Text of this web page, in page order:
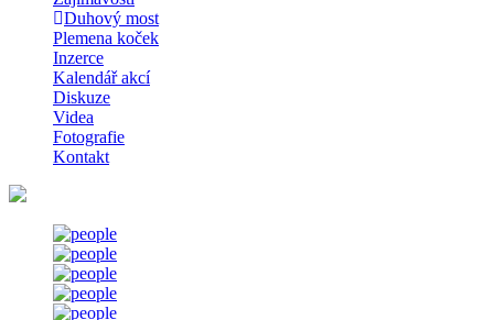
Duhový most
Plemena koček
Inzerce
Kalendář akcí
Diskuze
Videa
Fotografie
Kontakt